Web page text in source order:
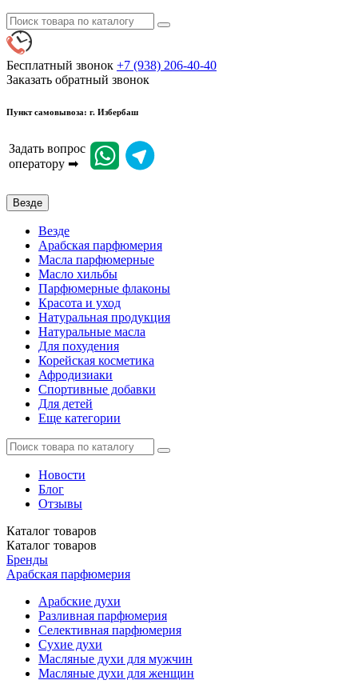
Бесплатный звонок +7 (938) 206-40-40
Заказать обратный звонок
Пункт самовывоза: г. Избербаш
Задать вопрос
оператору ➡
Везде
Везде
Арабская парфюмерия
Масла парфюмерные
Масло хильбы
Парфюмерные флаконы
Красота и уход
Натуральная продукция
Натуральные масла
Для похудения
Корейская косметика
Афродизиаки
Спортивные добавки
Для детей
Еще категории
Новости
Блог
Отзывы
Каталог товаров
Каталог товаров
Бренды
Арабская парфюмерия
Арабские духи
Разливная парфюмерия
Селективная парфюмерия
Сухие духи
Масляные духи для мужчин
Масляные духи для женщин